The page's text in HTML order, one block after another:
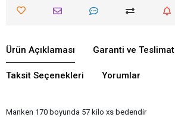
Ürün Açıklaması Garanti ve Teslimat
Taksit Seçenekleri Yorumlar
Manken 170 boyunda 57 kilo xs bedendir